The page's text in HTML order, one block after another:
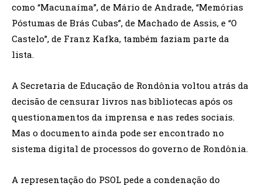
como “Macunaíma”, de Mário de Andrade, “Memórias
Póstumas de Brás Cubas”, de Machado de Assis, e “O
Castelo”, de Franz Kafka, também faziam parte da
lista.
A Secretaria de Educação de Rondônia voltou atrás da
decisão de censurar livros nas bibliotecas após os
questionamentos da imprensa e nas redes sociais.
Mas o documento ainda pode ser encontrado no
sistema digital de processos do governo de Rondônia.
A representação do PSOL pede a condenação do